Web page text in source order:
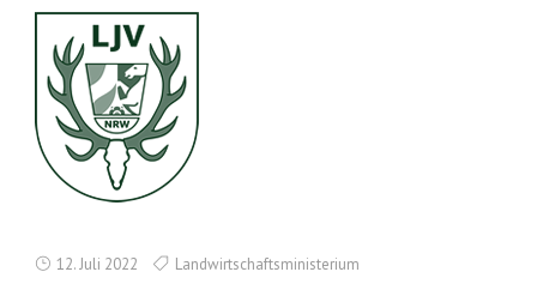
12. Juli 2022 Landwirtschaftsministerium